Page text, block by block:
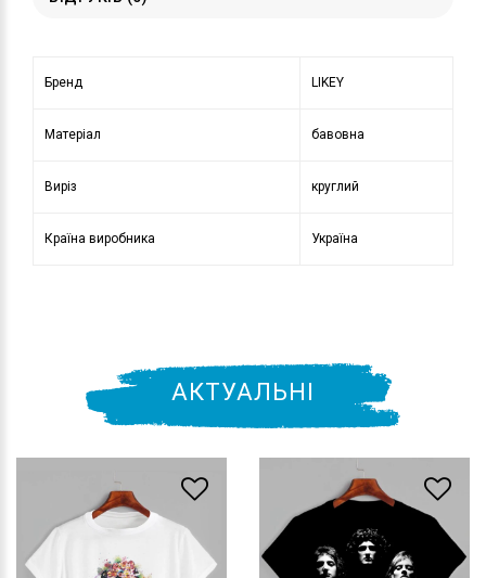
Бренд LIKEY
Матеріал бавовна
Виріз круглий
Країна виробника Україна
АКТУАЛЬНІ